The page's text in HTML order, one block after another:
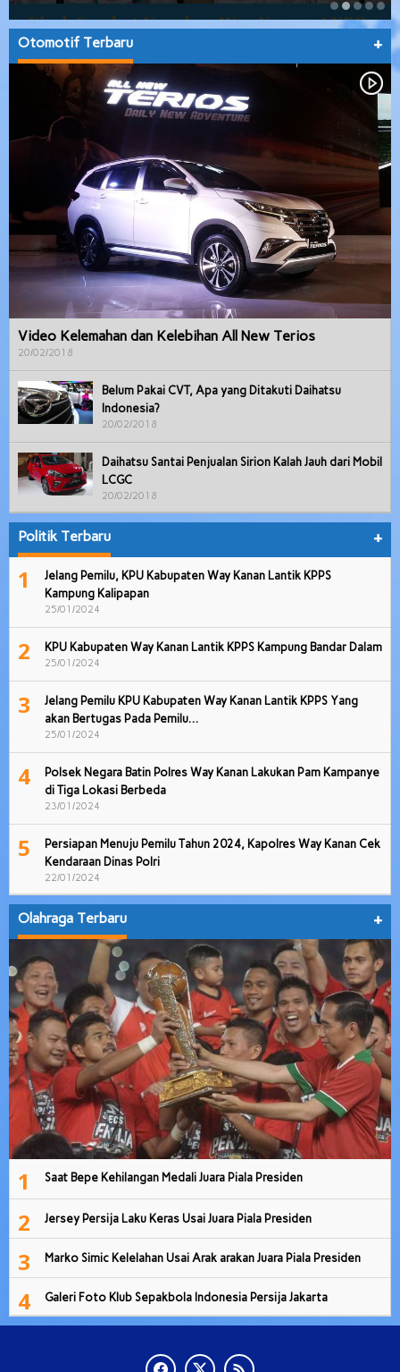
Otomotif Terbaru +
Video Kelemahan dan Kelebihan All New Terios
20/02/2018
Belum Pakai CVT, Apa yang Ditakuti Daihatsu
Indonesia?
20/02/2018
Daihatsu Santai Penjualan Sirion Kalah Jauh dari Mobil
LCGC
20/02/2018
Politik Terbaru +
1
Jelang Pemilu, KPU Kabupaten Way Kanan Lantik KPPS
Kampung Kalipapan
25/01/2024
2 KPU Kabupaten Way Kanan Lantik KPPS Kampung Bandar Dalam
25/01/2024
3
Jelang Pemilu KPU Kabupaten Way Kanan Lantik KPPS Yang
akan Bertugas Pada Pemilu…
25/01/2024
4
Polsek Negara Batin Polres Way Kanan Lakukan Pam Kampanye
di Tiga Lokasi Berbeda
23/01/2024
5
Persiapan Menuju Pemilu Tahun 2024, Kapolres Way Kanan Cek
Kendaraan Dinas Polri
22/01/2024
Olahraga Terbaru +
1 Saat Bepe Kehilangan Medali Juara Piala Presiden
2 Jersey Persija Laku Keras Usai Juara Piala Presiden
3 Marko Simic Kelelahan Usai Arak arakan Juara Piala Presiden
4 Galeri Foto Klub Sepakbola Indonesia Persija Jakarta